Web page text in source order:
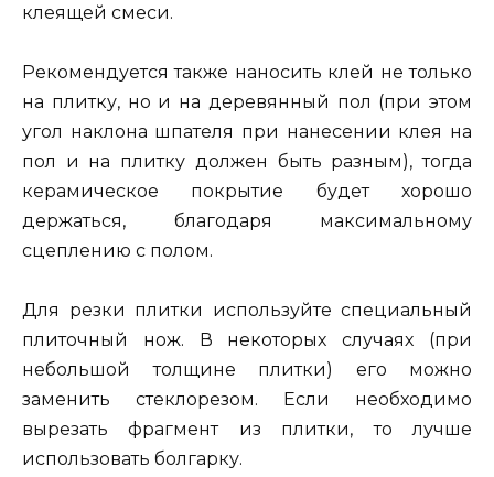
клеящей смеси.
Рекомендуется также наносить клей не только
на плитку, но и на деревянный пол (при этом
угол наклона шпателя при нанесении клея на
пол и на плитку должен быть разным), тогда
керамическое покрытие будет хорошо
держаться, благодаря максимальному
сцеплению с полом.
Для резки плитки используйте специальный
плиточный нож. В некоторых случаях (при
небольшой толщине плитки) его можно
заменить стеклорезом. Если необходимо
вырезать фрагмент из плитки, то лучше
использовать болгарку.